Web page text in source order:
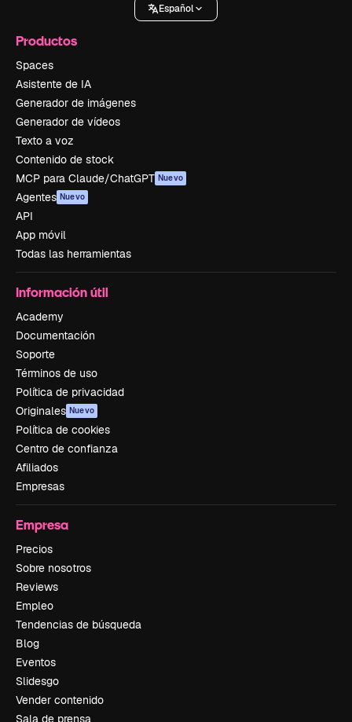
Español
Productos
Spaces
Asistente de IA
Generador de imágenes
Generador de vídeos
Texto a voz
Contenido de stock
MCP para Claude/ChatGPT Nuevo
Agentes Nuevo
API
App móvil
Todas las herramientas
Información útil
Academy
Documentación
Soporte
Términos de uso
Política de privacidad
Originales Nuevo
Política de cookies
Centro de confianza
Afiliados
Empresas
Empresa
Precios
Sobre nosotros
Reviews
Empleo
Tendencias de búsqueda
Blog
Eventos
Slidesgo
Vender contenido
Sala de prensa